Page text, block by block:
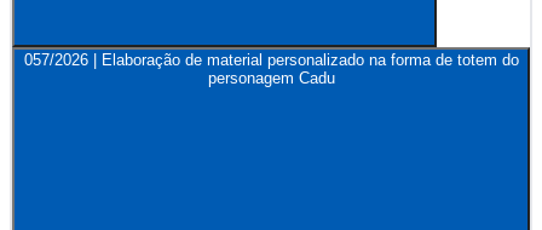
057/2026 | Elaboração de material personalizado na forma de totem do
personagem Cadu